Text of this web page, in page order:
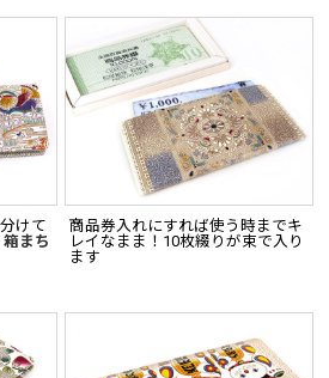
けて
まち
商品券入れにすれば使う時までキ
レイなまま！10枚綴りが束で入り
ます